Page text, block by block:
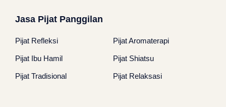
Jasa Pijat Panggilan
Pijat Refleksi Pijat Aromaterapi
Pijat Ibu Hamil Pijat Shiatsu
Pijat Tradisional Pijat Relaksasi